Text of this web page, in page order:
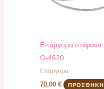
Επάργυρα στέφανα
G-4620
Επάργυρα
70,00€ ΠΡΟΣΘΉΚΗ